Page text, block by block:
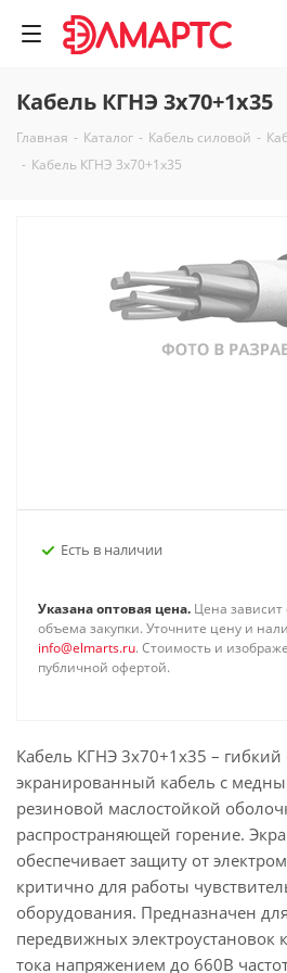
Кабель КГНЭ 3х70+1х35
Главная - Каталог - Кабель силовой -
- Кабель КГНЭ 3х70+1х35
Есть в наличии
Указана оптовая цена. Цена зависит
объема закупки. Уточните цену и
info@elmarts.ru. Стоимость и
публичной офертой.
Кабель КГНЭ 3х70+1х35 –
экранированный кабель с
резиновой маслостойкой
распространяющей горение.
обеспечивает защиту от
критично для работы
оборудования. Предназначен
передвижных электроустановок
тока напряжением до 660В